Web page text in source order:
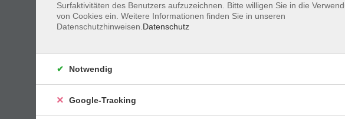
STRONG Nation® & Circl Mobility™ -
vhs-Gesundheitswoche
Surfaktivitäten des Benutzers aufzuzeichnen. Bitte willigen Sie in die
von Cookies ein. Weitere Informationen finden Sie in unseren
Datenschutzhinweisen. Datenschutz
Notwendig
Google-Tracking